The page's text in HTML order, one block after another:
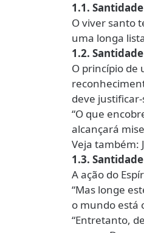
1.1.
O viver santo
uma longa
1.2.
O princípio de
deve
“O que
alcançará
Veja também:
1.3.
A ação do
“Mas longe
o mundo está
“Entretanto,